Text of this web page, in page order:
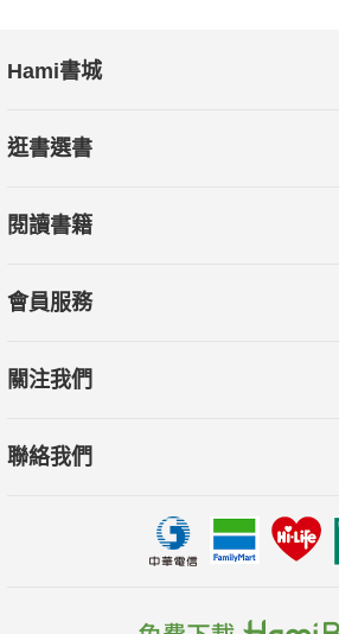
Hami書城
逛書選書
閱讀書籍
會員服務
關注我們
聯絡我們